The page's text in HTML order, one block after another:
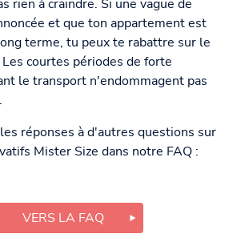
rien à craindre. Si une vague de
et que ton appartement est
terme, tu peux te rabattre sur le
courtes périodes de forte
le transport n'endommagent pas
réponses à d'autres questions sur
Mister Size dans notre FAQ :
VERS LA FAQ